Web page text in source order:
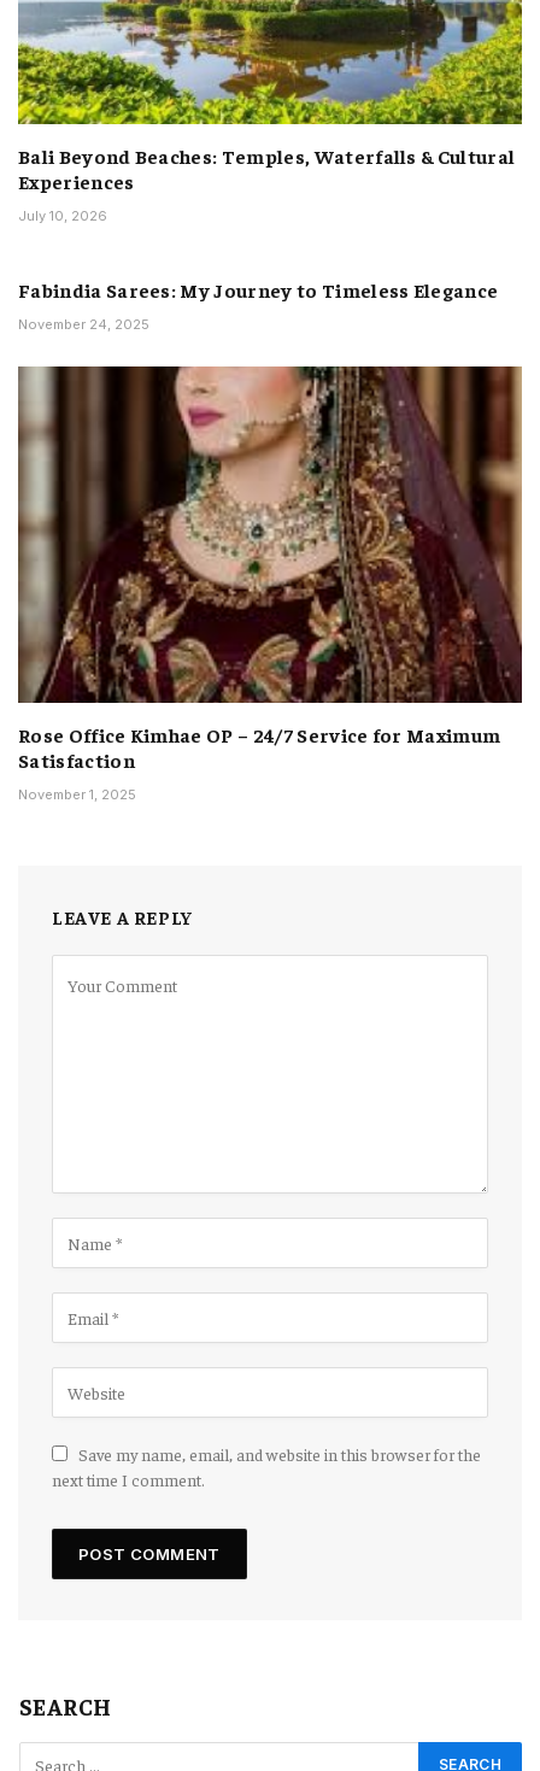
Bali Beyond Beaches: Temples, Waterfalls & Cultural
Experiences
July 10, 2026
Fabindia Sarees: My Journey to Timeless Elegance
November 24, 2025
Rose Office Kimhae OP – 24/7 Service for Maximum
Satisfaction
November 1, 2025
LEAVE A REPLY
Save my name, email, and website in this browser for the
next time I comment.
SEARCH